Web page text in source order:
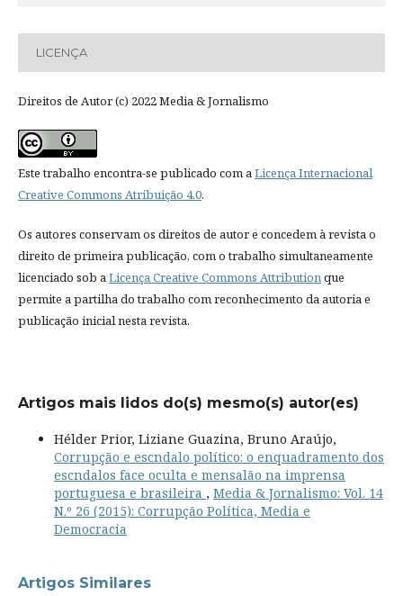
LICENÇA
Direitos de Autor (c) 2022 Media & Jornalismo
Este trabalho encontra-se publicado com aLicença Internacional
Creative Commons Atribuição 4.0.
Os autores conservam os direitos de autor e concedem à revista o
direito de primeira publicação, com o trabalho simultaneamente
licenciado sob aLicença Creative Commons Attributionque
permite a partilha do trabalho com reconhecimento da autoria e
publicação inicial nesta revista.
Artigos mais lidos do(s) mesmo(s) autor(es)
Hélder Prior, Liziane Guazina, Bruno Araújo,
Corrupção e escndalo político: o enquadramento dos
escndalos face oculta e mensalão na imprensa
portuguesa e brasileira , Media & Jornalismo: Vol. 14
N.º 26 (2015): Corrupção Política, Media e
Democracia
Artigos Similares